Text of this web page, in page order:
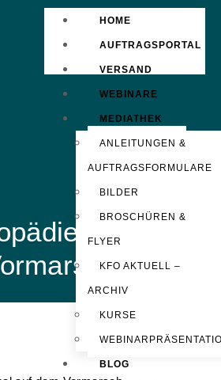
HOME
AUFTRAGSPORTAL
VERSAND
WEBINARE
MEDIATHEK
ANLEITUNGEN &
AUFTRAGSFORMULARE
BILDER
BROSCHÜREN &
FLYER
KFO AKTUELL –
ARCHIV
KURSE
BLOG
in Nepal